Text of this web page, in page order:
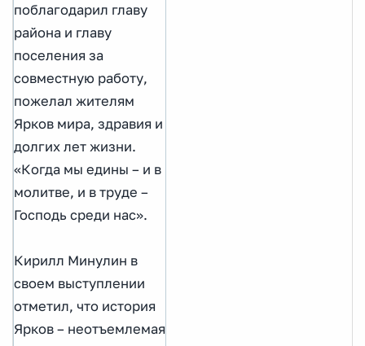
поблагодарил главу
района и главу
поселения за
совместную работу,
пожелал жителям
Ярков мира, здравия и
долгих лет жизни.
«Когда мы едины – и в
молитве, и в труде –
Господь среди нас».
Кирилл Минулин в
своем выступлении
отметил, что история
Ярков – неотъемлемая